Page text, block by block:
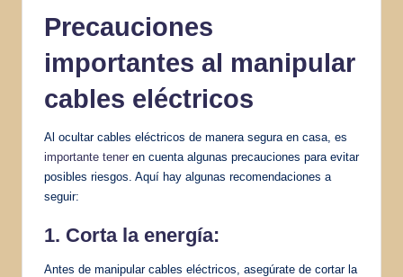
Precauciones
importantes al manipular
cables eléctricos
Al ocultar cables eléctricos de manera segura en casa, es
importante tener en cuenta algunas precauciones para evitar
posibles riesgos. Aquí hay algunas recomendaciones a
seguir:
1. Corta la energía:
Antes de manipular cables eléctricos, asegúrate de cortar la